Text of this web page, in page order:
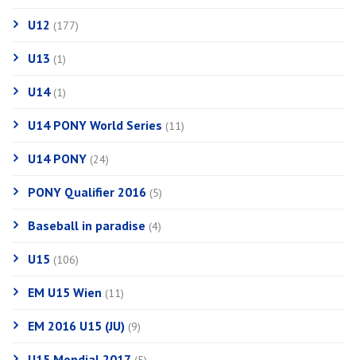
U12 (177)
U13 (1)
U14(1)
U14 PONY World Series (11)
U14 PONY (24)
PONY Qualifier 2016 (5)
Baseball in paradise (4)
U15 (106)
EM U15 Wien (11)
EM 2016 U15 (JU) (9)